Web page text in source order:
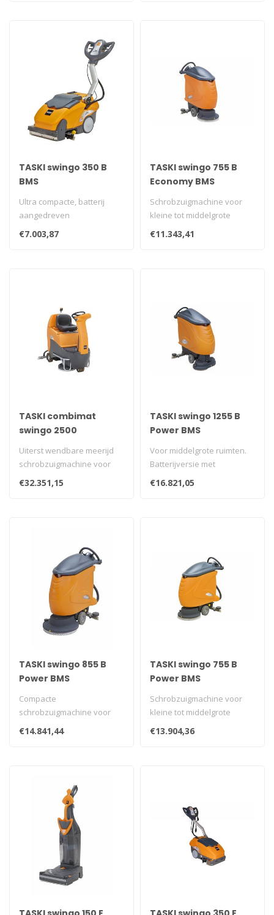
TASKI swingo 350 B
BMS
Ultra compacte, batterij
aangedreven
schrobzuigmachine,
€7.003,87
TASKI swingo 755 B
Economy BMS
Schrobzuigmachine voor
kleine tot middelgrote
ruimten. Batterijversie met
€11.343,41
TASKI combimat
swingo 2500
Uiterst wendbare meerijd
schrobzuigmachine voor
intensief gebruik op grote
€32.351,15
TASKI swingo 1255 B
Power BMS
Voor middelgrote ruimten.
Batterijversie met
ingebouwde gelijkrichter,
wielaandr..
€16.821,05
TASKI swingo 855 B
Power BMS
Compacte
schrobzuigmachine voor
kleine tot middelgrote
ruimten, met een werkbree..
€14.841,44
TASKI swingo 755 B
Power BMS
Schrobzuigmachine voor
kleine tot middelgrote
ruimten. Batterijversie met
€13.904,36